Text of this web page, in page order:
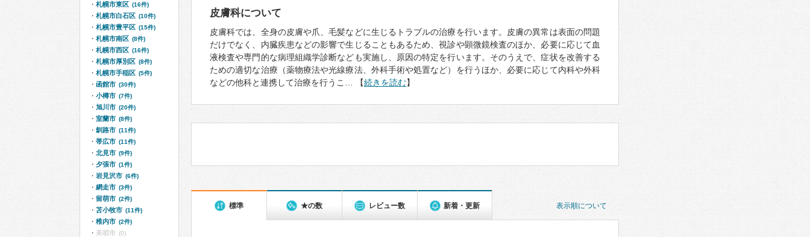
皮膚科について
皮膚科では、全身の皮膚や爪、毛髪などに生じるトラブルの治療を行います。皮膚の異常は表面の問題
だけでなく、内臓疾患などの影響で生じることもあるため、視診や顕微鏡検査のほか、必要に応じて血
液検査や専門的な病理組織学診断なども実施し、原因の特定を行います。そのうえで、症状を改善する
ための適切な治療（薬物療法や光線療法、外科手術や処置など）を行うほか、必要に応じて内科や外科
などの他科と連携して治療を行うこ… 【続きを読む】
表示順について
標準 ★の数 レビュー数 新着・更新
札幌市東区 (16件)
札幌市白石区 (10件)
札幌市豊平区 (15件)
札幌市南区 (8件)
札幌市西区 (16件)
札幌市厚別区 (8件)
札幌市手稲区 (5件)
函館市 (30件)
小樽市 (7件)
旭川市 (20件)
室蘭市 (8件)
釧路市 (11件)
帯広市 (11件)
北見市 (9件)
夕張市 (1件)
岩見沢市 (6件)
網走市 (3件)
留萌市 (2件)
苫小牧市 (11件)
稚内市 (2件)
美唄市 (0)